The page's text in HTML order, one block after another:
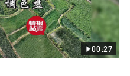
00:27